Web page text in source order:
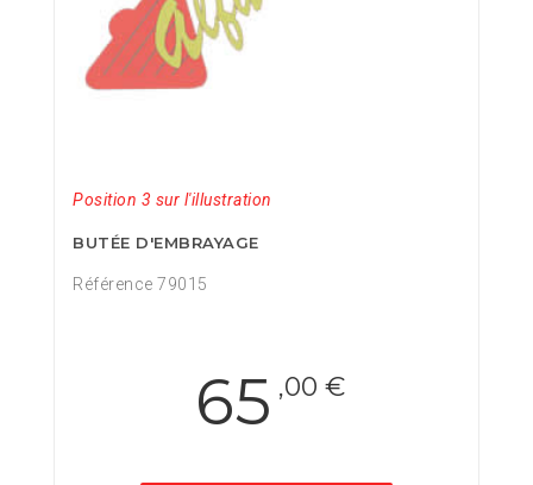
Position 3 sur l'illustration
BUTÉE D'EMBRAYAGE
Référence 79015
65 ,00 €